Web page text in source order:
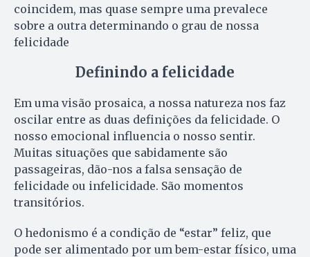
coincidem, mas quase sempre uma prevalece
sobre a outra determinando o grau de nossa
felicidade
Definindo a felicidade
Em uma visão prosaica, a nossa natureza nos faz
oscilar entre as duas definições da felicidade. O
nosso emocional influencia o nosso sentir.
Muitas situações que sabidamente são
passageiras, dão-nos a falsa sensação de
felicidade ou infelicidade. São momentos
transitórios.
O hedonismo é a condição de “estar” feliz, que
pode ser alimentado por um bem-estar físico, uma